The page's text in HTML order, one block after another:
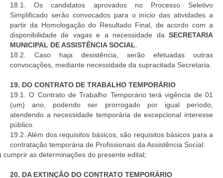
18.1. Os candidatos aprovados no Processo Seletivo
Simplificado serão convocados para o início das atividades a
partir da Homologação do Resultado Final, de acordo com a
disponibilidade de vagas e a necessidade da SECRETARIA
MUNICIPAL DE ASSISTÊNCIA SOCIAL
18.2. Caso haja desistência, serão efetuadas outras
convocações, mediante necessidade da supracitada Secretaria.
19. DO CONTRATO DE TRABALHO TEMPORÁRIO
19.1. O Contrato de Trabalho Temporário terá vigência de 01
(um) ano, podendo ser prorrogado por igual período,
atendendo a necessidade temporária de excepcional interesse
público.
19.2. Além dos requisitos básicos, são requisitos básicos para a
contratação temporária de Profissionais da Assistência Social:
cumprir as determinações do presente edital;
20. DA EXTINÇÃO DO CONTRATO TEMPORÁRIO